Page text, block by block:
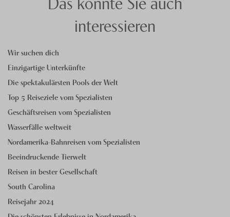
interessieren
Wir suchen dich
Einzigartige Unterkünfte
Die spektakulärsten Pools der Welt
Top 5 Reiseziele vom Spezialisten
Geschäftsreisen vom Spezialisten
Wasserfälle weltweit
Nordamerika-Bahnreisen vom Spezialisten
Beeindruckende Tierwelt
Reisen in bester Gesellschaft
South Carolina
Reisejahr 2024